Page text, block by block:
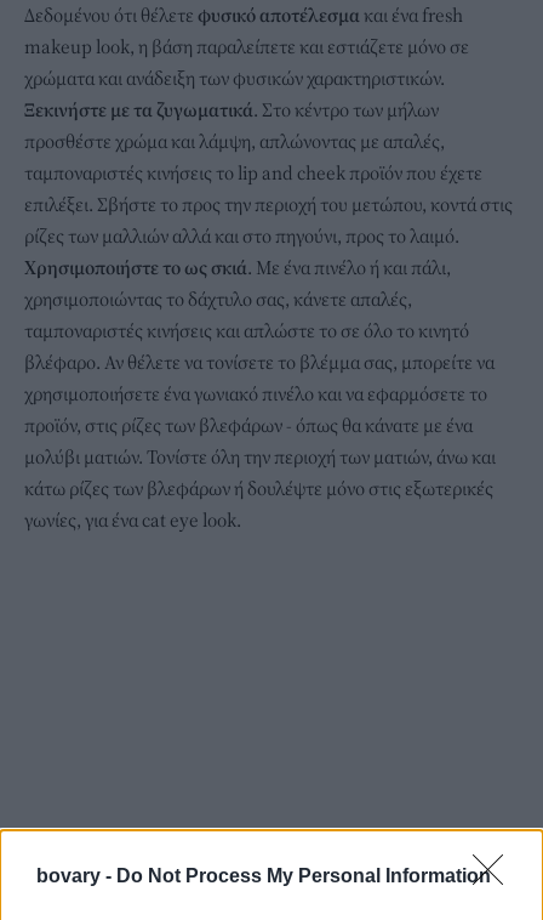
bovary - Do Not Process My Personal Information
Δεδομένου ότι θέλετε φυσικόαποτέλεσμα και ένα fresh
makeup look, η βάση παραλείπετε και εστιάζετε μόνο σε
χρώματα και ανάδειξη των φυσικών χαρακτηριστικών.
Ξεκινήστε με τα ζυγωματικά. Στο κέντρο των μήλων
προσθέστε χρώμα και λάμψη, απλώνοντας με απαλές,
ταμποναριστές κινήσεις το lip and cheek προϊόν που έχετε
επιλέξει. Σβήστε το προς την περιοχή του μετώπου, κοντά στις
ρίζες των μαλλιών αλλά και στο πηγούνι, προς το λαιμό.
Χρησιμοποιήστε το ως σκιά. Με ένα πινέλο ή και πάλι,
χρησιμοποιώντας το δάχτυλο σας, κάνετε απαλές,
ταμποναριστές κινήσεις και απλώστε το σε όλο το κινητό
βλέφαρο. Αν θέλετε να τονίσετε το βλέμμα σας, μπορείτε να
χρησιμοποιήσετε ένα γωνιακό πινέλο και να εφαρμόσετε το
προϊόν, στις ρίζες των βλεφάρων - όπως θα κάνατε με ένα
μολύβι ματιών. Τονίστε όλη την περιοχή των ματιών, άνω και
κάτω ρίζες των βλεφάρων ή δουλέψτε μόνο στις εξωτερικές
γωνίες, για ένα cat eye look.